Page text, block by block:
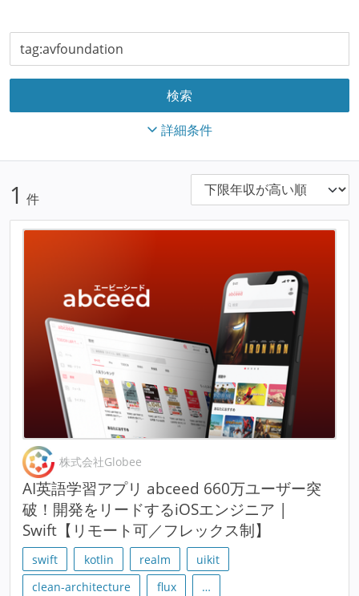
詳細条件
1 件
株式会社Globee
AI英語学習アプリ abceed 660万ユーザー突
破！開発をリードするiOSエンジニア |
Swift【リモート可／フレックス制】
swift kotlin realm
uikit
clean-architecture
flux …